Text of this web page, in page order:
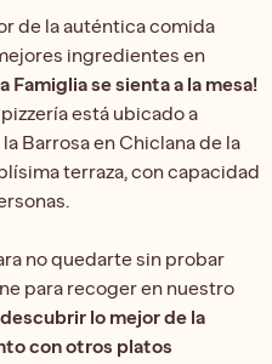
de la auténtica comida
ingredientes en
Famiglia se sienta a la mesa!
está ubicado a
Barrosa en Chiclana de la
terraza, con capacidad
no quedarte sin probar
para recoger en nuestro
descubrir lo mejor de la
con otros platos